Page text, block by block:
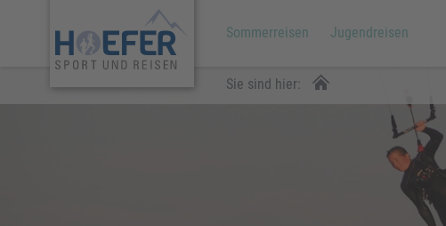
Sommerreisen Jugendreisen
Sie sind hier: